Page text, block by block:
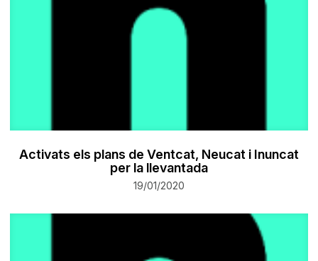
Activats els plans de Ventcat, Neucat i Inuncat
per la llevantada
19/01/2020